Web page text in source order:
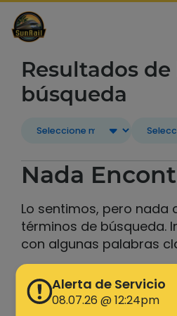
saltar
contenido
Alerta de Servicio
08.07.26 @ 12:24pm
Resultados de
búsqueda
Nada
Lo sentimos, pero nada
términos de búsqueda.
con algunas palabras
Buscar